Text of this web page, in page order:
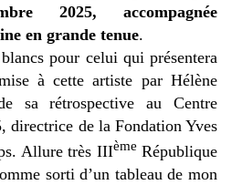
2025, accompagnée
en grande tenue.
pour celui qui présentera
à cette artiste par Hélène
sa rétrospective au Centre
directrice de la Fondation Yves
Allure très IIIème République
sorti d’un tableau de mon